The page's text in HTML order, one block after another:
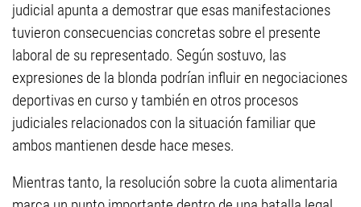
judicial apunta a demostrar que esas manifestaciones
tuvieron consecuencias concretas sobre el presente
laboral de su representado. Según sostuvo, las
expresiones de la blonda podrían influir en negociaciones
deportivas en curso y también en otros procesos
judiciales relacionados con la situación familiar que
ambos mantienen desde hace meses.
Mientras tanto, la resolución sobre la cuota alimentaria